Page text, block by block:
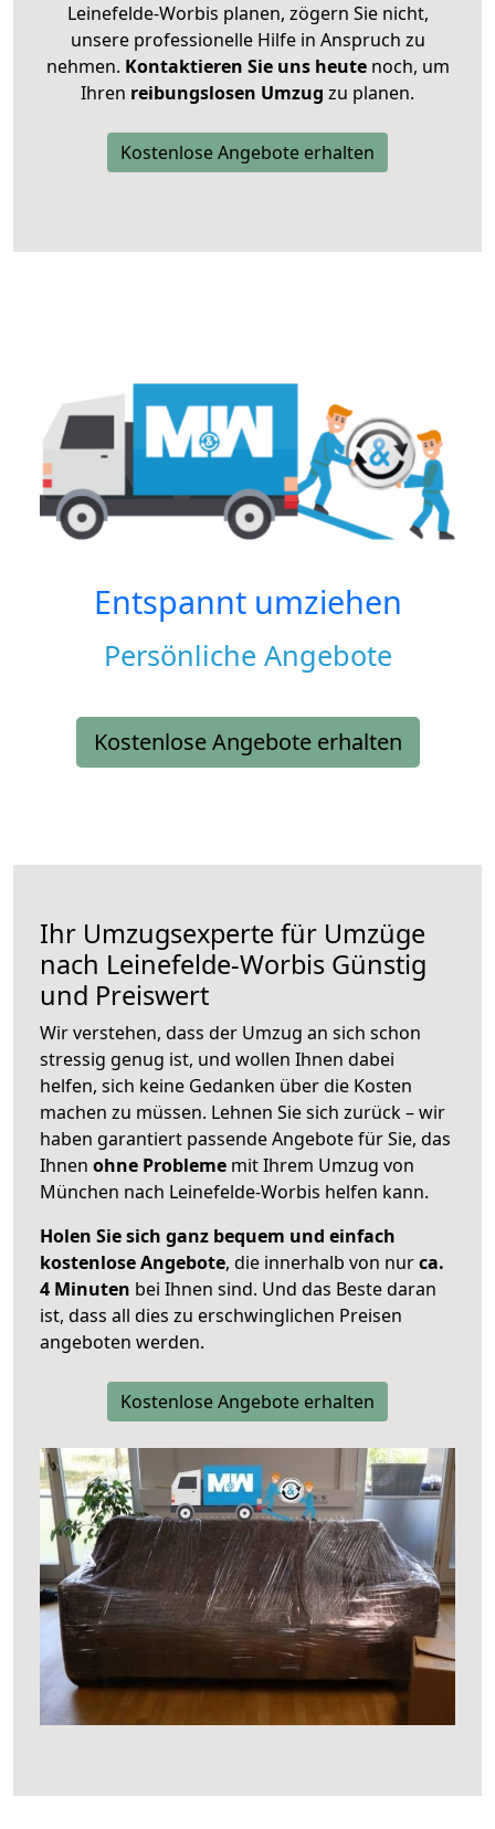
Leinefelde-Worbis planen, zögern Sie nicht,
unsere professionelle Hilfe in Anspruch zu
nehmen. Kontaktieren Sie uns heutenoch, um
Ihren reibungslosen Umzug zu planen.
Kostenlose Angebote erhalten
Entspannt umziehen
Persönliche Angebote
Kostenlose Angebote erhalten
Ihr Umzugsexperte für Umzüge
nach Leinefelde-Worbis Günstig
und Preiswert
Wir verstehen, dass der Umzug an sich schon
stressig genug ist, und wollen Ihnen dabei
helfen, sich keine Gedanken über die Kosten
machen zu müssen. Lehnen Sie sich zurück – wir
haben garantiert passende Angebote für Sie, das
Ihnen ohne Probleme mit Ihrem Umzug von
München nach Leinefelde-Worbis helfen kann.
Holen Sie sich ganz bequem und einfach
kostenlose Angebote, die innerhalb von nurca.
4 Minuten bei Ihnen sind. Und das Beste daran
ist, dass all dies zu erschwinglichen Preisen
angeboten werden.
Kostenlose Angebote erhalten